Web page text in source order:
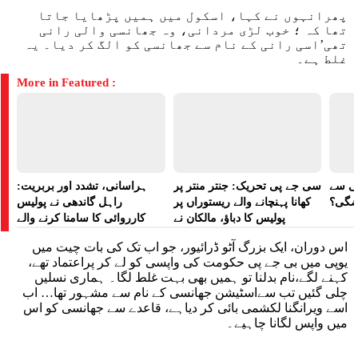
پھرانہوں نے کہا، اسکول میں ہمیں پڑھایا جاتا
تھا کہ ؛ خوب لڑی مردانی، وہ جھانسی والی رانی
تھی’اسی رانی کے نام سے جھانسی کو الگ کر دیا۔ یہ
غلط ہے۔
More in Featured :
ہراسانی، تشدد اور بربریت:
راہل گاندھی نے پولیس
کارروائی کا سامنا کرنے والے
سی جے پی تحریک: جنتر منتر پر
کھانا پہنچانے والے ریستوراں پر
پولیس کا دباؤ، مالکان نے
سے
اس دوران، ایک بزرگ آٹو ڈرائیور، جو اب تک کی بات چیت میں
یوپی میں بی جے پی حکومت کی واپسی کو لے کر پراعتماد تھے،
کہنے لگے،نام بدلنا تو ہمیں بھی بہت غلط لگا۔ ہماری نسلیں
چلی گئیں تب سےاسٹیشن جھانسی کے نام سے مشہور تھا… اب
اسے ویرانگنا لکشمی بائی کر دیاہے، قاعدے سے جھانسی کو اس
میں واپس لگانا چاہیے۔